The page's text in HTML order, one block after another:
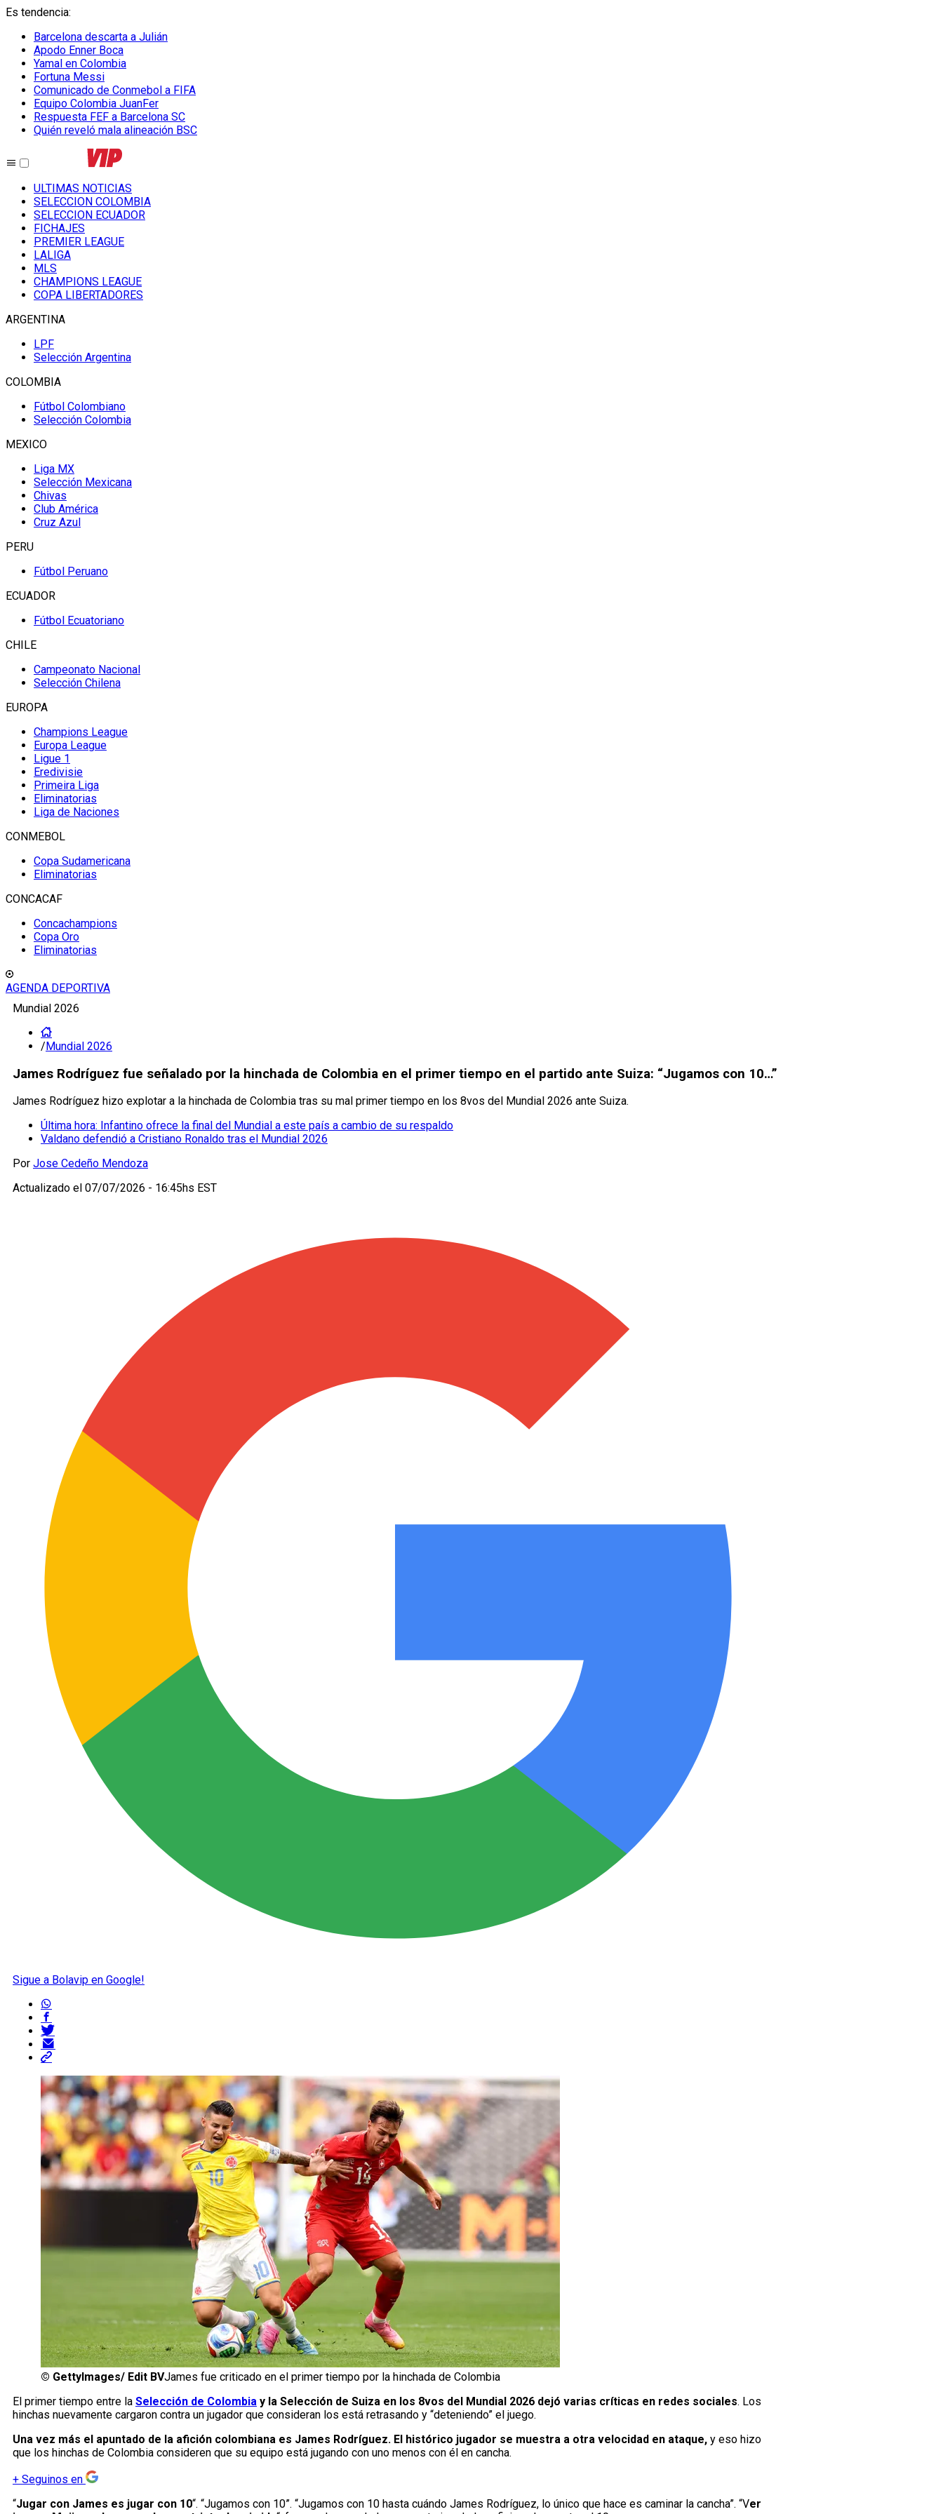
Es tendencia:
Barcelona descarta a Julián
Apodo Enner Boca
Yamal en Colombia
Fortuna Messi
Comunicado de Conmebol a FIFA
Equipo Colombia JuanFer
Respuesta FEF a Barcelona SC
Quién reveló mala alineación BSC
ULTIMAS NOTICIAS
SELECCION COLOMBIA
SELECCION ECUADOR
FICHAJES
PREMIER LEAGUE
LALIGA
MLS
CHAMPIONS LEAGUE
COPA LIBERTADORES
ARGENTINA
LPF
Selección Argentina
COLOMBIA
Fútbol Colombiano
Selección Colombia
MEXICO
Liga MX
Selección Mexicana
Chivas
Club América
Cruz Azul
PERU
Fútbol Peruano
ECUADOR
Fútbol Ecuatoriano
CHILE
Campeonato Nacional
Selección Chilena
EUROPA
Champions League
Europa League
Ligue 1
Eredivisie
Primeira Liga
Eliminatorias
Liga de Naciones
CONMEBOL
Copa Sudamericana
Eliminatorias
CONCACAF
Concachampions
Copa Oro
Eliminatorias
AGENDA DEPORTIVA
Mundial 2026
/Mundial 2026
James Rodríguez fue señalado por la hinchada de Colombia en el primer tiempo en el partido ante Suiza: “Jugamos con 10…”
James Rodríguez hizo explotar a la hinchada de Colombia tras su mal primer tiempo en los 8vos del Mundial 2026 ante Suiza.
Última hora: Infantino ofrece la final del Mundial a este país a cambio de su respaldo
Valdano defendió a Cristiano Ronaldo tras el Mundial 2026
Por Jose Cedeño Mendoza
Actualizado el 07/07/2026 - 16:45hs EST
Sigue a Bolavip en Google!
© GettyImages/ Edit BVJames fue criticado en el primer tiempo por la hinchada de Colombia
El primer tiempo entre la Selección de Colombia y la Selección de Suiza en los 8vos del Mundial 2026 dejó varias críticas en redes sociales. Los
hinchas nuevamente cargaron contra un jugador que consideran los está retrasando y “deteniendo” el juego.
Una vez más el apuntado de la afición colombiana es James Rodríguez. El histórico jugador se muestra a otra velocidad en ataque, y eso hizo
que los hinchas de Colombia consideren que su equipo está jugando con uno menos con él en cancha.
+ Seguinos en
“Jugar con James es jugar con 10“. “Jugamos con 10”. “Jugamos con 10 hasta cuándo James Rodríguez, lo único que hace es caminar la cancha”. “Ver